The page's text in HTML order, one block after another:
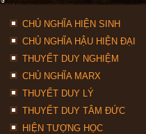
CHỦ NGHĨA HIỆN SINH
CHỦ NGHĨA HẬU HIỆN ĐẠI
THUYẾT DUY NGHIỆM
CHỦ NGHĨA MARX
THUYẾT DUY LÝ
THUYẾT DUY TÂM ĐỨC
HIỆN TƯỢNG HỌC